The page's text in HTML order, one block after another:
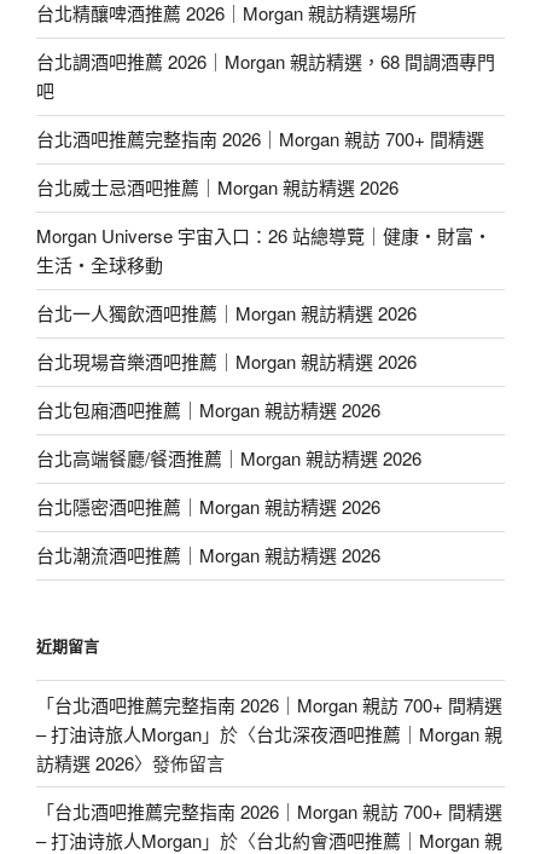
台北精釀啤酒推薦 2026｜Morgan 親訪精選場所
台北調酒吧推薦 2026｜Morgan 親訪精選，68 間調酒專門
吧
台北酒吧推薦完整指南 2026｜Morgan 親訪 700+ 間精選
台北威士忌酒吧推薦｜Morgan 親訪精選 2026
Morgan Universe 宇宙入口：26 站總導覽｜健康・財富・
生活・全球移動
台北一人獨飲酒吧推薦｜Morgan 親訪精選 2026
台北現場音樂酒吧推薦｜Morgan 親訪精選 2026
台北包廂酒吧推薦｜Morgan 親訪精選 2026
台北高端餐廳/餐酒推薦｜Morgan 親訪精選 2026
台北隱密酒吧推薦｜Morgan 親訪精選 2026
台北潮流酒吧推薦｜Morgan 親訪精選 2026
近期留言
「台北酒吧推薦完整指南 2026｜Morgan 親訪 700+ 間精選
– 打油诗旅人Morgan」於〈台北深夜酒吧推薦｜Morgan 親
訪精選 2026〉發佈留言
「台北酒吧推薦完整指南 2026｜Morgan 親訪 700+ 間精選
– 打油诗旅人Morgan」於〈台北約會酒吧推薦｜Morgan 親